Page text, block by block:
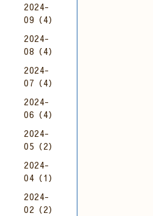
2024-
09（4）
2024-
08（4）
2024-
07（4）
2024-
06（4）
2024-
05（2）
2024-
04（1）
2024-
02（2）